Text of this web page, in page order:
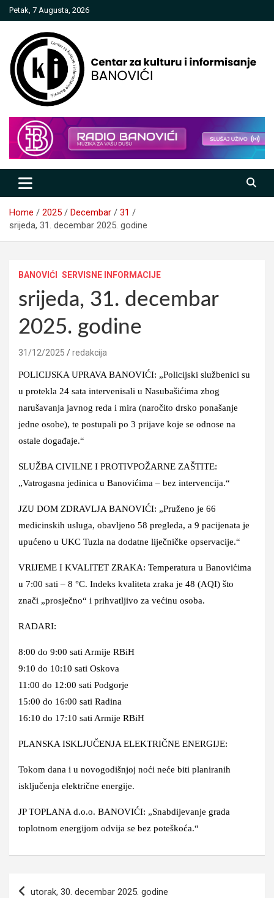
Skip
to
Petak, 7 Augusta, 2026
Centar za kulturu i informisanje
Banovići
Home 2025 Decembar
31
srijeda, 31. decembar 2025. godine
BANOVIĆI SERVISNE INFORMACIJE
srijeda, 31. decembar
2025. godine
31/12/2025 redakcija
POLICIJSKA UPRAVA BANOVIĆI: „Policijski službenici su
u protekla 24 sata intervenisali u Nasubašićima zbog
narušavanja javnog reda i mira (naročito drsko ponašanje
jedne osobe), te postupali po 3 prijave koje se odnose na
ostale događaje.“
SLUŽBA CIVILNE I PROTIVPOŽARNE ZAŠTITE:
„Vatrogasna jedinica u Banovićima – bez intervencija.“
JZU DOM ZDRAVLJA BANOVIĆI: „Pruženo je 66
medicinskih usluga, obavljeno 58 pregleda, a 9 pacijenata je
upućeno u UKC Tuzla na dodatne liječničke opservacije.“
VRIJEME I KVALITET ZRAKA: Temperatura u Banovićima
u 7:00 sati – 8 °C. Indeks kvaliteta zraka je 48 (AQI) što
znači „prosječno“ i prihvatljivo za većinu osoba.
RADARI:
8:00 do 9:00 sati Armije RBiH
9:10 do 10:10 sati Oskova
11:00 do 12:00 sati Podgorje
15:00 do 16:00 sati Radina
16:10 do 17:10 sati Armije RBiH
PLANSKA ISKLJUČENJA ELEKTRIČNE ENERGIJE:
Tokom dana i u novogodišnjoj noći neće biti planiranih
isključenja električne energije.
JP TOPLANA d.o.o. BANOVIĆI: „Snabdijevanje grada
toplotnom energijom odvija se bez poteškoća.“
utorak, 30. decembar 2025. godine